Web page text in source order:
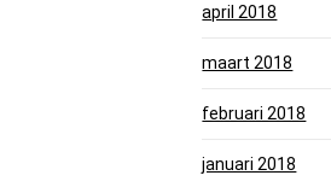
april 2018
maart 2018
februari 2018
januari 2018